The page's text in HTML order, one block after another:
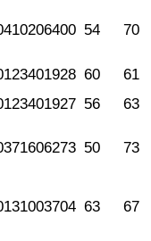
54 70
60 61
56 63
50 73
63 67